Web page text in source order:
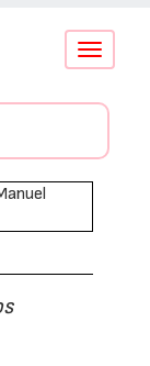
Conmutar